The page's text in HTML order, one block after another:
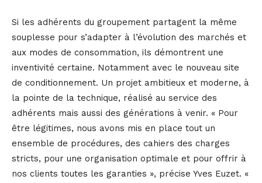
Si les adhérents du groupement partagent la même
souplesse pour s’adapter à l’évolution des marchés et
aux modes de consommation, ils démontrent une
inventivité certaine. Notamment avec le nouveau site
de conditionnement. Un projet ambitieux et moderne, à
la pointe de la technique, réalisé au service des
adhérents mais aussi des générations à venir. « Pour
être légitimes, nous avons mis en place tout un
ensemble de procédures, des cahiers des charges
stricts, pour une organisation optimale et pour offrir à
nos clients toutes les garanties », précise Yves Euzet. «